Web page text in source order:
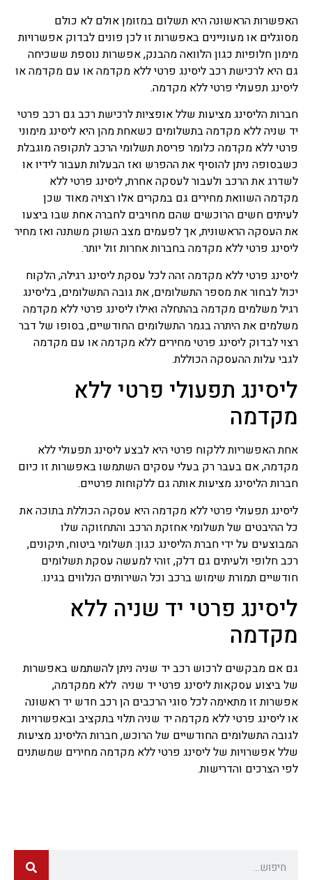
האפשרות הראשונה היא תשלום במזומן אולם לא כולם
מסוגלים או מעוניינים באפשרות זו לכן פונים לבדוק אפשרויות
מימון חלופיות כגון הלוואה מהבנק, אפשרות נוספת ששכיחה
גם היא לרכישת רכב ליסינג פרטי ללא מקדמה או עם מקדמה או
ליסינג תפעולי פרטי ללא מקדמה.
חברות הליסינג מציעות שלל אופציות לרכישת רכב גם רכב פרטי
יד שניה ללא מקדמה בתשלומים כשאחת מהן היא ליסינג מימוני
פרטי ללא מקדמה כלומר פריסת תשלומי הרכב לתקופה מוגבלת
כשבסופה ניתן להוסיף את ההפרש ואז הבעלות תעבור לידיו או
לשדרג את הרכב ולעבור לעסקה אחרת, ליסינג פרטי ללא
מקדמה השוואת מחירים גם במקרים אלו רצויה מאוד שכן
לעיתים חשים הרוכשים שהם מחויבים לחברה אחת שבו ביצעו
את העסקה הראשונית, אך לפעמים מצב השוק משתנה ואז מחיר
ליסינג פרטי ללא מקדמה בחברות אחרות זול יותר.
ליסינג פרטי ללא מקדמה זהה לכל עסקת ליסינג רגילה, הלקוח
יכול לבחור את מספר התשלומים, את גובה התשלומים, בליסינג
רגיל משלמים מקדמה בהתחלה ואילו ליסינג פרטי ללא מקדמה
משלמים את היתרה בגמר התשלומים החודשיים, בסופו של דבר
רצוי לבדוק ליסינג פרטי מחירים ללא מקדמה או עם מקדמה
לגבי עלות ההעסקה הכוללת.
ליסינג תפעולי פרטי ללא
מקדמה
אחת האפשריות ללקוח פרטי היא לבצע ליסינג תפעולי ללא
מקדמה, אם בעבר רק בעלי עסקים השתמשו באפשרות זו כיום
חברות הליסינג מציעות אותה גם ללקוחות פרטיים.
ליסינג תפעולי פרטי ללא מקדמה היא עסקה הכוללת בתוכה את
כל ההיבטים של תשלומי אחזקת הרכב והתחזוקה שלו
המבוצעים על ידי חברת הליסינג כגון: תשלומי ביטוח, תיקונים,
רכב חלופי ולעיתים גם דלק, זוהי למעשה עסקת תשלומים
חודשיים תמורת שימוש ברכב וכל השירותים הנלווים בגינו.
ליסינג פרטי יד שניה ללא
מקדמה
גם אם מבקשים לרכוש רכב יד שניה ניתן להשתמש באפשרות
של ביצוע עסקאות ליסינג פרטי יד שניה ללא ממקדמה,
אפשרות זו מתאימה לכל סוגי הרכבים הן רכב חדש יד ראשונה
או ליסינג פרטי ללא מקדמה יד שניה תלוי בתקציב ובאפשרויות
לגובה התשלומים החודשיים של הרוכש, חברות הליסינג מציעות
שלל אפשרויות של ליסינג פרטי ללא מקדמה מחירים שמשתנים
לפי הצרכים והדרישות.